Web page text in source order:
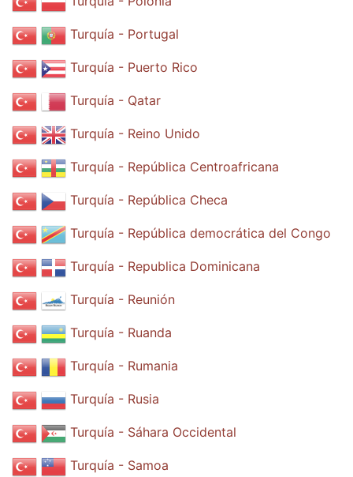
Turquía - Portugal
Turquía - Puerto Rico
Turquía - Qatar
Turquía - Reino Unido
Turquía - República Centroafricana
Turquía - República Checa
Turquía - República democrática del Congo
Turquía - Republica Dominicana
Turquía - Reunión
Turquía - Ruanda
Turquía - Rumania
Turquía - Rusia
Turquía - Sáhara Occidental
Turquía - Samoa